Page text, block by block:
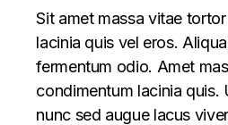
Sit amet massa vitae
lacinia quis vel eros.
fermentum odio. Amet
condimentum lacinia quis.
nunc sed augue lacus